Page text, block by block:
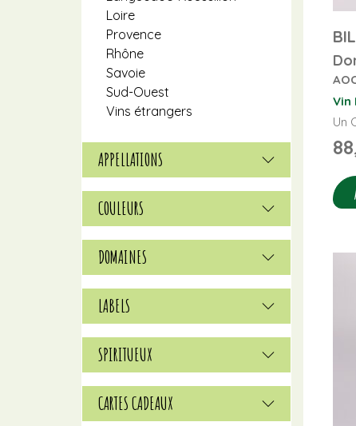
Vin
Un
Loire
Provence
Rhône
Savoie
Sud-Ouest
Vins étrangers
APPELLATIONS
COULEURS
DOMAINES
LABELS
SPIRITUEUX
CARTES CADEAUX